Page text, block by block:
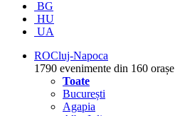
BG
HU
UA
ROCluj-Napoca
1790 evenimente din 160 orașe
Toate
București
Agapia